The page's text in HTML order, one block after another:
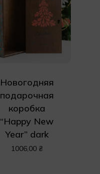
Новогодняя
подарочная
коробка
“Happy New
Year” dark
1006,00 ₴